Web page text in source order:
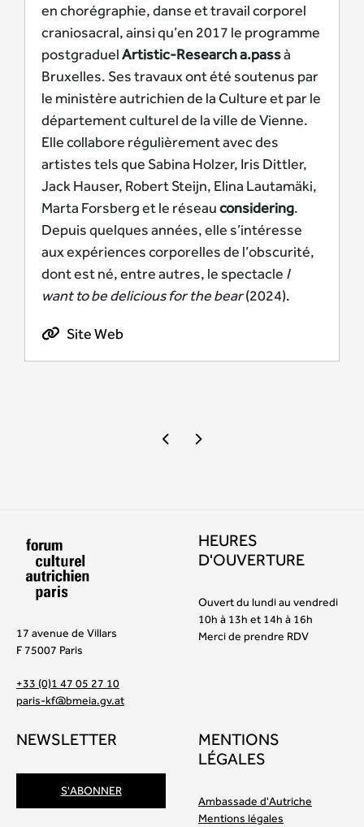
en chorégraphie, danse et travail corporel
craniosacral, ainsi qu’en 2017 le programme
postgraduelArtistic-Research a.passà
Bruxelles. Ses travaux ont été soutenus par
le ministère autrichien de la Culture et par le
département culturel de la ville de Vienne.
Elle collabore régulièrement avec des
artistes tels que Sabina Holzer, Iris Dittler,
Jack Hauser, Robert Steijn, Elina Lautamäki,
Marta Forsberg et le réseauconsidering.
Depuis quelques années, elle s’intéresse
aux expériences corporelles de l’obscurité,
dont est né, entre autres, le spectacle I
want to be delicious for the bear(2024).
Site Web
17 avenue de Villars
F 75007 Paris
+33 (0)1 47 05 27 10
paris-kf@bmeia.gv.at
HEURES
D'OUVERTURE
Ouvert du lundi au vendredi
10h à 13h et 14h à 16h
Merci de prendre RDV
NEWSLETTER
S'ABONNER
MENTIONS
LÉGALES
Ambassade d'Autriche
Mentions légales